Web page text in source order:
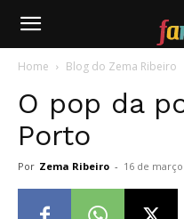
Farofafá
Home Blog do Zema Ribeiro
O pop da
Porto
Por Zema Ribeiro - 16 de